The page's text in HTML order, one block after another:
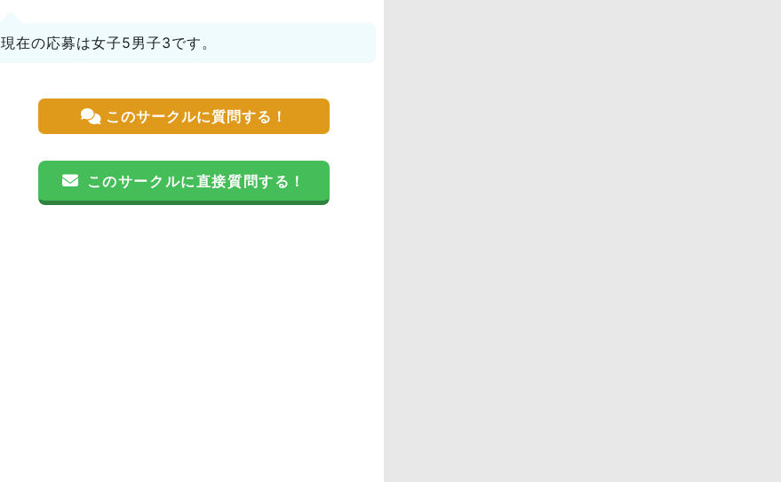
現在の応募は女子5男子3です。
このサークルに質問する！
このサークルに直接質問する！